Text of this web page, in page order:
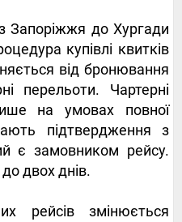
Запоріжжя до Хургади
купівлі квитків
від бронювання
перельоти. Чартерні
на умовах повної
підтвердження з
є замовником рейсу.
двох днів.
рейсів змінюється